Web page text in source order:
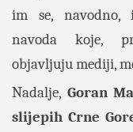
im se, navodno,
navoda koje,
objavljuju mediji,
Nadalje, Goran
slijepih Crne